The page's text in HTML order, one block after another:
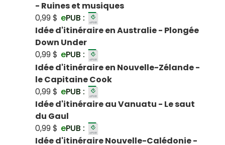
- Ruines et musiques
0,99 $ ePUB :
Idée d'itinéraire en Australie - Plongée
Down Under
0,99 $ ePUB :
Idée d'itinéraire en Nouvelle-Zélande -
le Capitaine Cook
0,99 $ ePUB :
Idée d'itinéraire au Vanuatu - Le saut
du Gaul
0,99 $ ePUB :
Idée d'itinéraire Nouvelle-Calédonie -